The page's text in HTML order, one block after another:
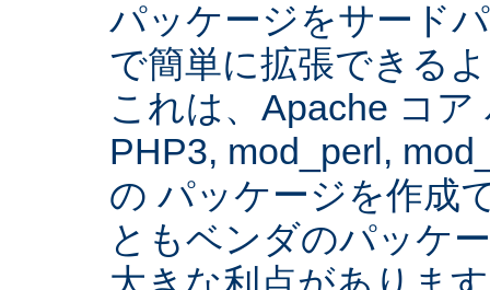
パッケージをサード
で簡単に拡張できる
これは、Apache コ
PHP3, mod_perl,
の パッケージを作成
ともベンダのパッケ